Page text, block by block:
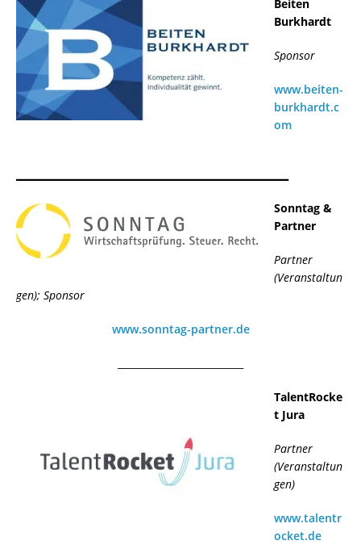
Beiten
Burkhardt
Sponsor
www.beiten-
burkhardt.c
om
Sonntag &
Partner
Partner
(Veranstaltun
gen); Sponsor
www.sonntag-partner.de
TalentRocke
t Jura
Partner
(Veranstaltun
gen)
www.talentr
ocket.de